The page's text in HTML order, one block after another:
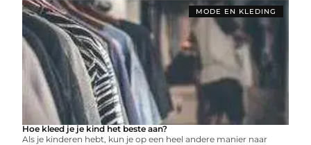
MODE EN KLEDING
Hoe kleed je je kind het beste aan?
Als je kinderen hebt, kun je op een heel andere manier naar